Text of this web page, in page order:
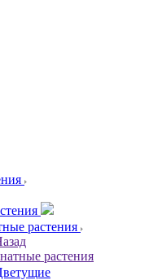
растения
растения